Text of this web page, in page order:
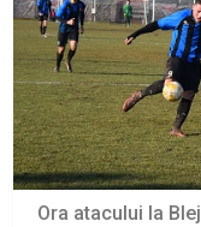
Ora atacului la